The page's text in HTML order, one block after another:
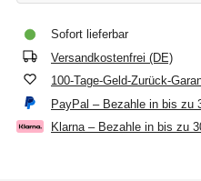
Sofort lieferbar
Versandkostenfrei (DE)
100-Tage-Geld-Zurück-
PayPal – Bezahle in bis zu
Klarna – Bezahle in bis zu